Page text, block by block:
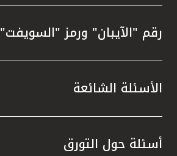
رقم "الآيبان" ورمز "السويفت"
الأسئلة الشائعة
أسئلة حول التورق